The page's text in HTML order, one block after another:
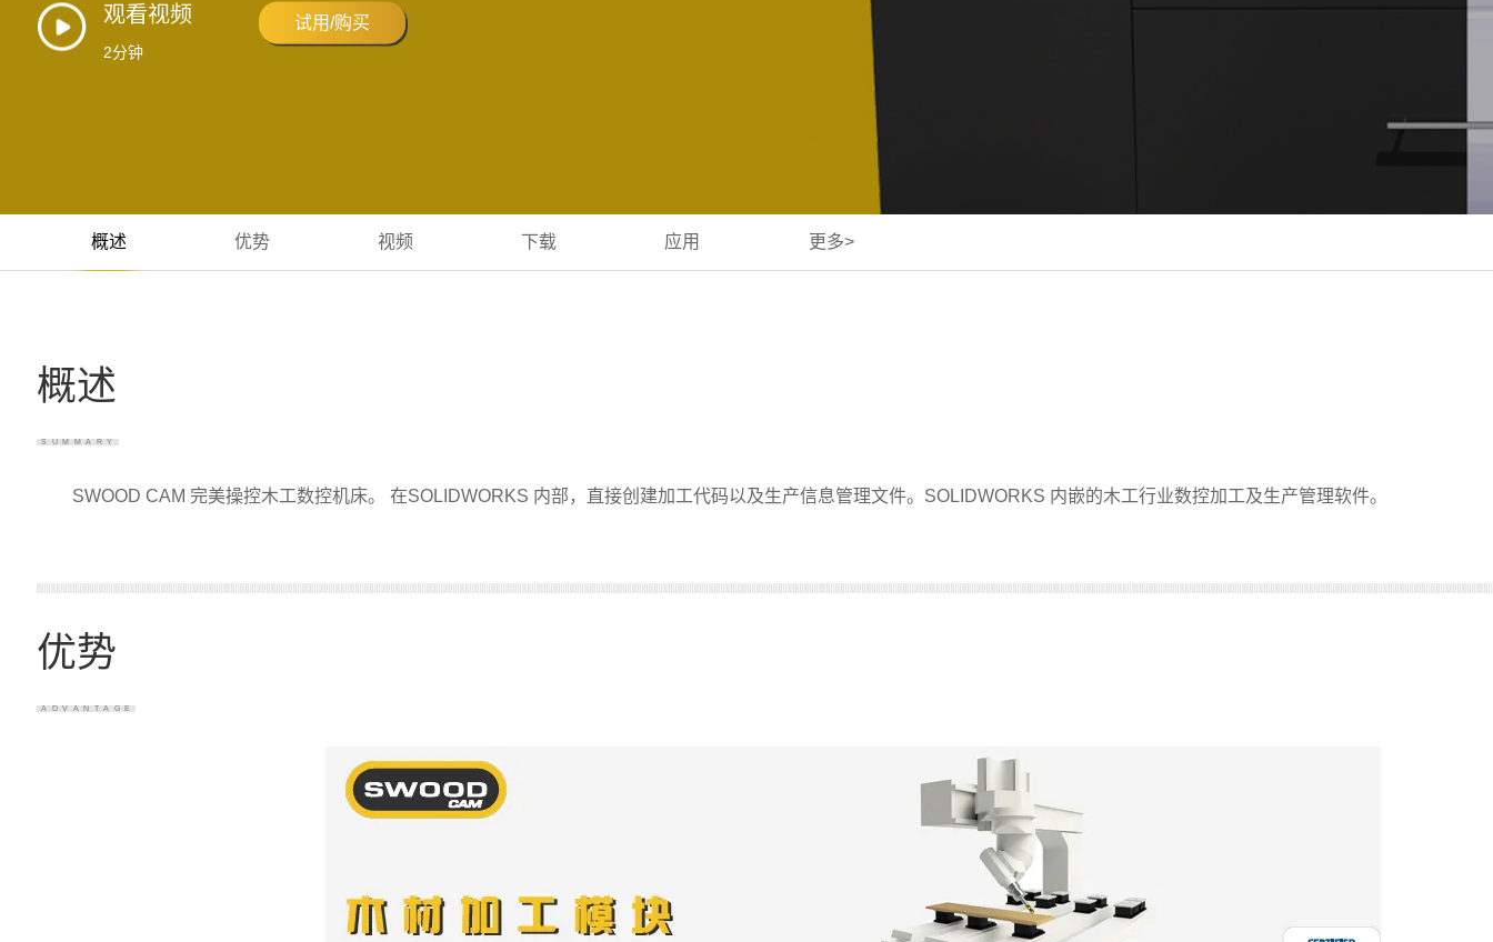
观看视频
2分钟
试用/购买
概述 优势 视频 下载 应用 更多>
概述
SUMMARY
SWOOD CAM 完美操控木工数控机床。 在SOLIDWORKS 内部，直接创建加工代码以及生产信息管理文件。SOLIDWORKS 内嵌的木工行业数控加工及生产管理软件。
优势
ADVANTAGE